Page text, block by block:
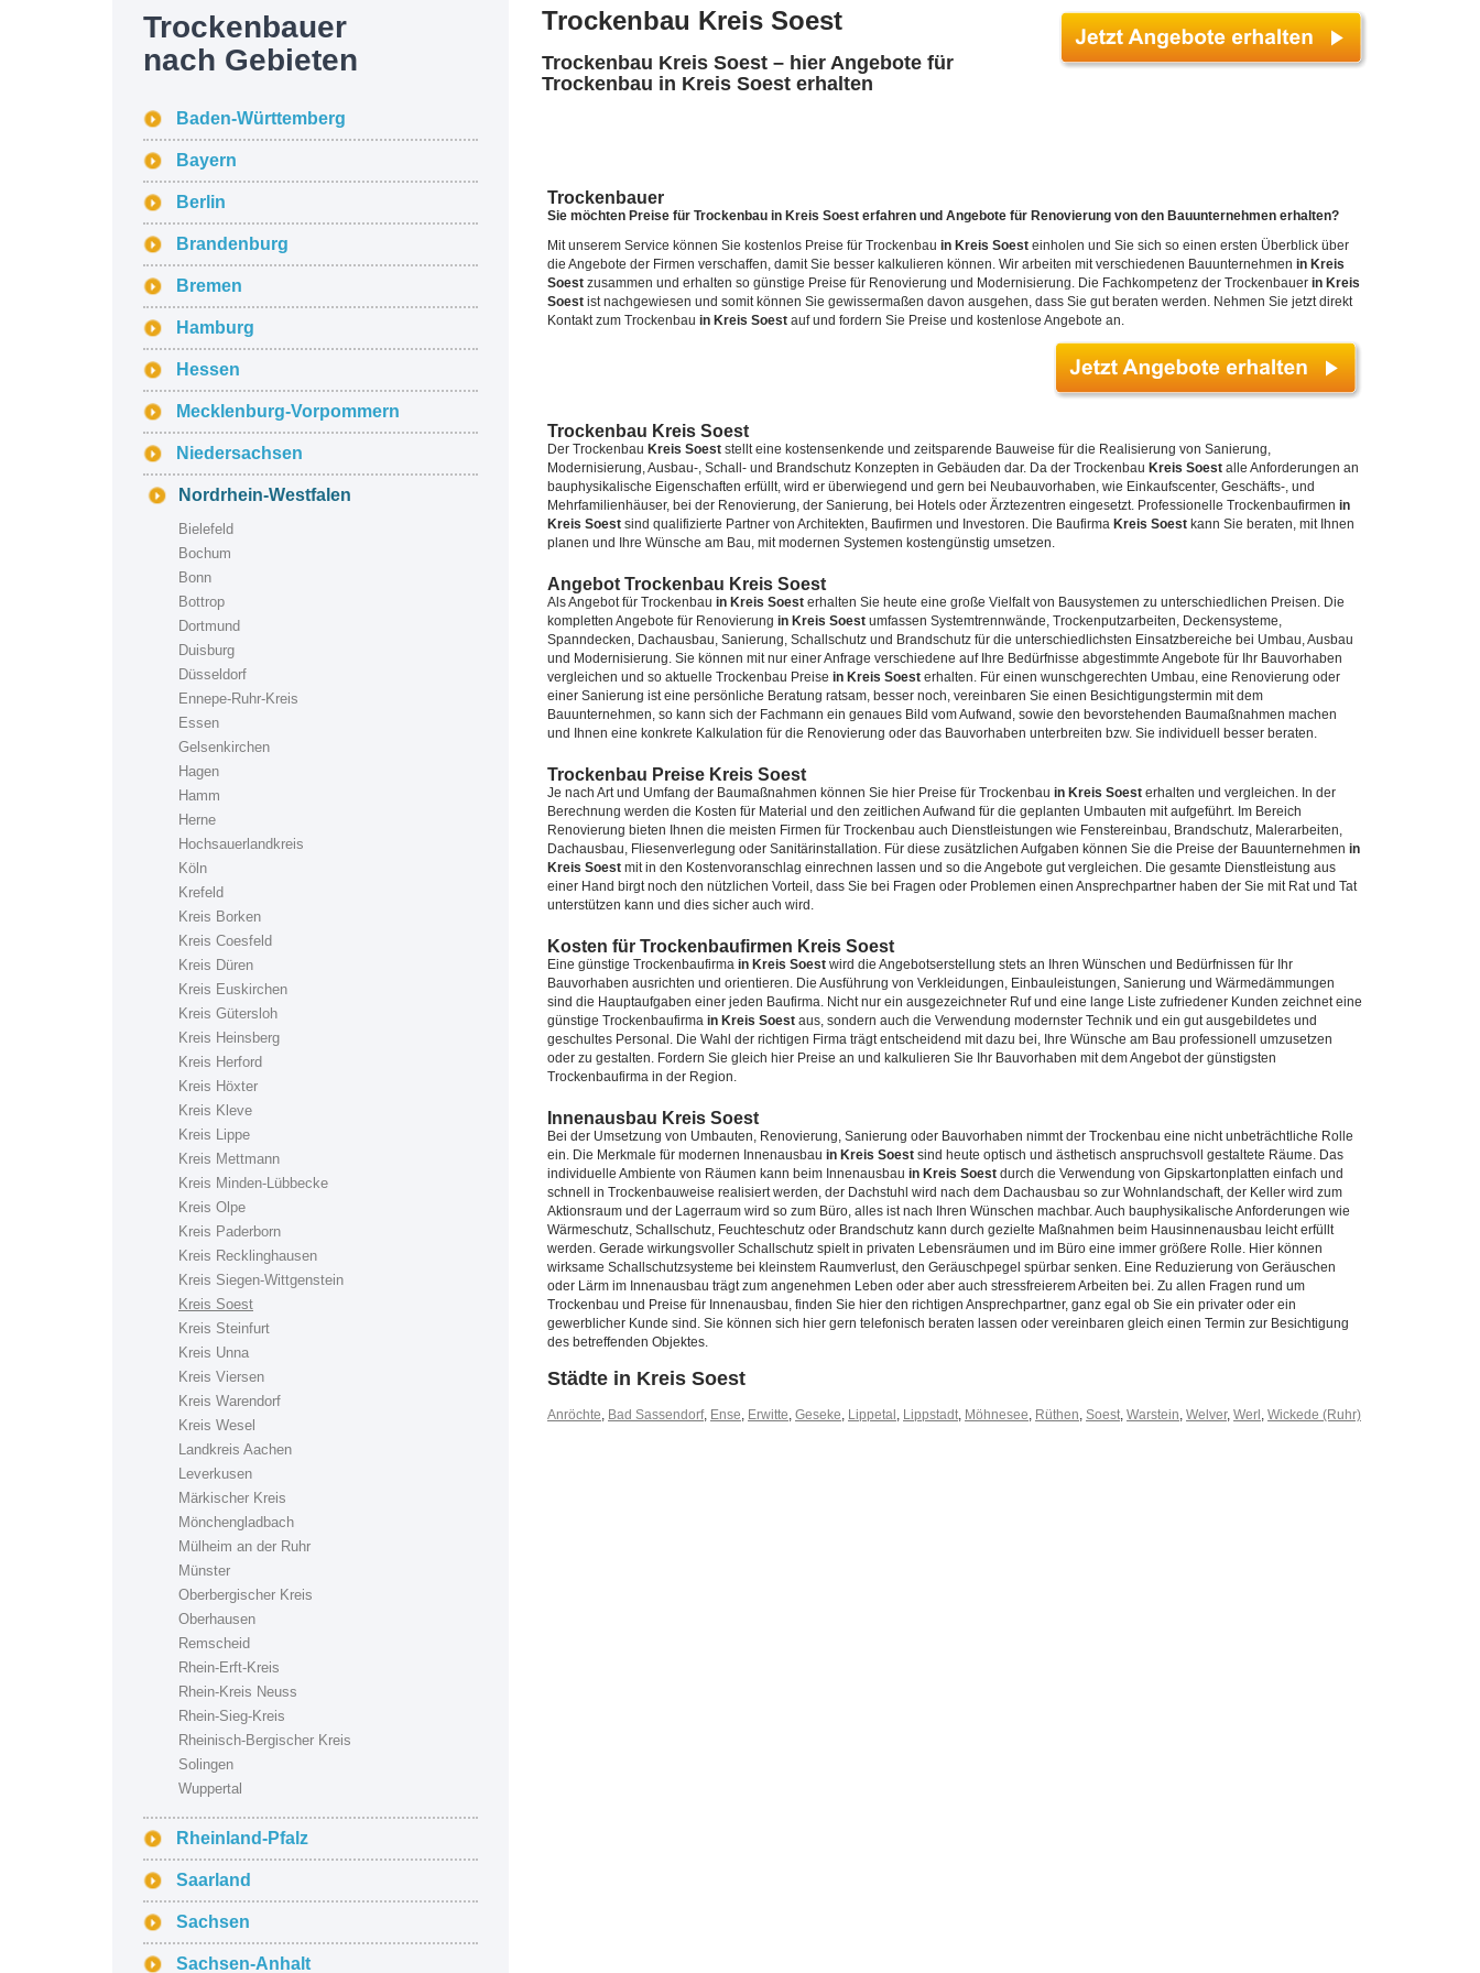
Trockenbauer
nach Gebieten
Baden-Württemberg
Bayern
Berlin
Brandenburg
Bremen
Hamburg
Hessen
Mecklenburg-Vorpommern
Niedersachsen
Nordrhein-Westfalen
Bielefeld
Bochum
Bonn
Bottrop
Dortmund
Duisburg
Düsseldorf
Ennepe-Ruhr-Kreis
Essen
Gelsenkirchen
Hagen
Hamm
Herne
Hochsauerlandkreis
Köln
Krefeld
Kreis Borken
Kreis Coesfeld
Kreis Düren
Kreis Euskirchen
Kreis Gütersloh
Kreis Heinsberg
Kreis Herford
Kreis Höxter
Kreis Kleve
Kreis Lippe
Kreis Mettmann
Kreis Minden-Lübbecke
Kreis Olpe
Kreis Paderborn
Kreis Recklinghausen
Kreis Siegen-Wittgenstein
Kreis Soest
Kreis Steinfurt
Kreis Unna
Kreis Viersen
Kreis Warendorf
Kreis Wesel
Landkreis Aachen
Leverkusen
Märkischer Kreis
Mönchengladbach
Mülheim an der Ruhr
Münster
Oberbergischer Kreis
Oberhausen
Remscheid
Rhein-Erft-Kreis
Rhein-Kreis Neuss
Rhein-Sieg-Kreis
Rheinisch-Bergischer Kreis
Solingen
Wuppertal
Rheinland-Pfalz
Saarland
Sachsen
Sachsen-Anhalt
Trockenbau Kreis Soest
Trockenbau Kreis Soest – hier Angebote für
Trockenbau in Kreis Soest erhalten
Trockenbauer
Sie möchten Preise für Trockenbau in Kreis Soest erfahren und Angebote für Renovierung von den Bauunternehmen erhalten?
Mit unserem Service können Sie kostenlos Preise für Trockenbau in Kreis Soest einholen und Sie sich so einen ersten Überblick über
die Angebote der Firmen verschaffen, damit Sie besser kalkulieren können. Wir arbeiten mit verschiedenen Bauunternehmen in Kreis
Soest zusammen und erhalten so günstige Preise für Renovierung und Modernisierung. Die Fachkompetenz der Trockenbauer in Kreis
Soest ist nachgewiesen und somit können Sie gewissermaßen davon ausgehen, dass Sie gut beraten werden. Nehmen Sie jetzt direkt
Kontakt zum Trockenbau in Kreis Soest auf und fordern Sie Preise und kostenlose Angebote an.
Trockenbau Kreis Soest
Der Trockenbau Kreis Soest stellt eine kostensenkende und zeitsparende Bauweise für die Realisierung von Sanierung,
Modernisierung, Ausbau-, Schall- und Brandschutz Konzepten in Gebäuden dar. Da der Trockenbau Kreis Soest alle Anforderungen an
bauphysikalische Eigenschaften erfüllt, wird er überwiegend und gern bei Neubauvorhaben, wie Einkaufscenter, Geschäfts-, und
Mehrfamilienhäuser, bei der Renovierung, der Sanierung, bei Hotels oder Ärztezentren eingesetzt. Professionelle Trockenbaufirmen in
Kreis Soest sind qualifizierte Partner von Architekten, Baufirmen und Investoren. Die Baufirma Kreis Soest kann Sie beraten, mit Ihnen
planen und Ihre Wünsche am Bau, mit modernen Systemen kostengünstig umsetzen.
Angebot Trockenbau Kreis Soest
Als Angebot für Trockenbau in Kreis Soest erhalten Sie heute eine große Vielfalt von Bausystemen zu unterschiedlichen Preisen. Die
kompletten Angebote für Renovierung in Kreis Soest umfassen Systemtrennwände, Trockenputzarbeiten, Deckensysteme,
Spanndecken, Dachausbau, Sanierung, Schallschutz und Brandschutz für die unterschiedlichsten Einsatzbereiche bei Umbau, Ausbau
und Modernisierung. Sie können mit nur einer Anfrage verschiedene auf Ihre Bedürfnisse abgestimmte Angebote für Ihr Bauvorhaben
vergleichen und so aktuelle Trockenbau Preise in Kreis Soest erhalten. Für einen wunschgerechten Umbau, eine Renovierung oder
einer Sanierung ist eine persönliche Beratung ratsam, besser noch, vereinbaren Sie einen Besichtigungstermin mit dem
Bauunternehmen, so kann sich der Fachmann ein genaues Bild vom Aufwand, sowie den bevorstehenden Baumaßnahmen machen
und Ihnen eine konkrete Kalkulation für die Renovierung oder das Bauvorhaben unterbreiten bzw. Sie individuell besser beraten.
Trockenbau Preise Kreis Soest
Je nach Art und Umfang der Baumaßnahmen können Sie hier Preise für Trockenbau in Kreis Soest erhalten und vergleichen. In der
Berechnung werden die Kosten für Material und den zeitlichen Aufwand für die geplanten Umbauten mit aufgeführt. Im Bereich
Renovierung bieten Ihnen die meisten Firmen für Trockenbau auch Dienstleistungen wie Fenstereinbau, Brandschutz, Malerarbeiten,
Dachausbau, Fliesenverlegung oder Sanitärinstallation. Für diese zusätzlichen Aufgaben können Sie die Preise der Bauunternehmen in
Kreis Soest mit in den Kostenvoranschlag einrechnen lassen und so die Angebote gut vergleichen. Die gesamte Dienstleistung aus
einer Hand birgt noch den nützlichen Vorteil, dass Sie bei Fragen oder Problemen einen Ansprechpartner haben der Sie mit Rat und Tat
unterstützen kann und dies sicher auch wird.
Kosten für Trockenbaufirmen Kreis Soest
Eine günstige Trockenbaufirma in Kreis Soest wird die Angebotserstellung stets an Ihren Wünschen und Bedürfnissen für Ihr
Bauvorhaben ausrichten und orientieren. Die Ausführung von Verkleidungen, Einbauleistungen, Sanierung und Wärmedämmungen
sind die Hauptaufgaben einer jeden Baufirma. Nicht nur ein ausgezeichneter Ruf und eine lange Liste zufriedener Kunden zeichnet eine
günstige Trockenbaufirma in Kreis Soest aus, sondern auch die Verwendung modernster Technik und ein gut ausgebildetes und
geschultes Personal. Die Wahl der richtigen Firma trägt entscheidend mit dazu bei, Ihre Wünsche am Bau professionell umzusetzen
oder zu gestalten. Fordern Sie gleich hier Preise an und kalkulieren Sie Ihr Bauvorhaben mit dem Angebot der günstigsten
Trockenbaufirma in der Region.
Innenausbau Kreis Soest
Bei der Umsetzung von Umbauten, Renovierung, Sanierung oder Bauvorhaben nimmt der Trockenbau eine nicht unbeträchtliche Rolle
ein. Die Merkmale für modernen Innenausbau in Kreis Soest sind heute optisch und ästhetisch anspruchsvoll gestaltete Räume. Das
individuelle Ambiente von Räumen kann beim Innenausbau in Kreis Soest durch die Verwendung von Gipskartonplatten einfach und
schnell in Trockenbauweise realisiert werden, der Dachstuhl wird nach dem Dachausbau so zur Wohnlandschaft, der Keller wird zum
Aktionsraum und der Lagerraum wird so zum Büro, alles ist nach Ihren Wünschen machbar. Auch bauphysikalische Anforderungen wie
Wärmeschutz, Schallschutz, Feuchteschutz oder Brandschutz kann durch gezielte Maßnahmen beim Hausinnenausbau leicht erfüllt
werden. Gerade wirkungsvoller Schallschutz spielt in privaten Lebensräumen und im Büro eine immer größere Rolle. Hier können
wirksame Schallschutzsysteme bei kleinstem Raumverlust, den Geräuschpegel spürbar senken. Eine Reduzierung von Geräuschen
oder Lärm im Innenausbau trägt zum angenehmen Leben oder aber auch stressfreierem Arbeiten bei. Zu allen Fragen rund um
Trockenbau und Preise für Innenausbau, finden Sie hier den richtigen Ansprechpartner, ganz egal ob Sie ein privater oder ein
gewerblicher Kunde sind. Sie können sich hier gern telefonisch beraten lassen oder vereinbaren gleich einen Termin zur Besichtigung
des betreffenden Objektes.
Städte in Kreis Soest
Anröchte, Bad Sassendorf, Ense, Erwitte, Geseke, Lippetal , Lippstadt, Möhnesee, Rüthen, Soest, Warstein, Welver, Werl , Wickede (Ruhr)